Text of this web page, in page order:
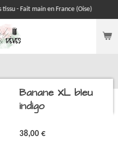
tissu - Fait main en France (Oise)
Banane XL bleu
indigo
38,00 €